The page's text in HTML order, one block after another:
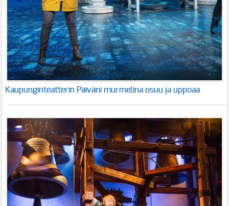
Kaupunginteatterin Päiväni murmelina osuu ja uppoaa